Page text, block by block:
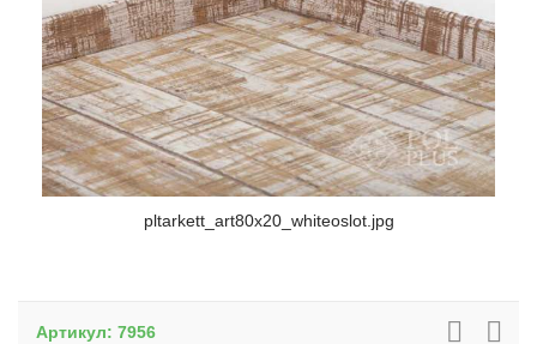
pltarkett_art80x20_whiteoslot.jpg
Артикул: 7956